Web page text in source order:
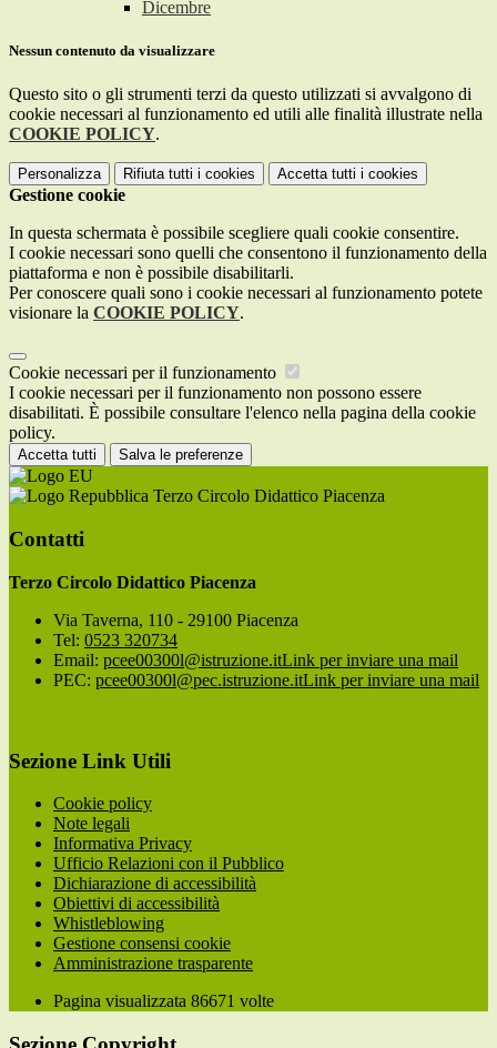
Dicembre
Nessun contenuto da visualizzare
Questo sito o gli strumenti terzi da questo utilizzati si avvalgono di
cookie necessari al funzionamento ed utili alle finalità illustrate nella
COOKIE POLICY.
Personalizza Rifiuta tutti i cookies Accetta tutti i cookies
Gestione cookie
In questa schermata è possibile scegliere quali cookie consentire.
I cookie necessari sono quelli che consentono il funzionamento della
piattaforma e non è possibile disabilitarli.
Per conoscere quali sono i cookie necessari al funzionamento potete
visionare la COOKIE POLICY.
Cookie necessari per il funzionamento
I cookie necessari per il funzionamento non possono essere
disabilitati. È possibile consultare l'elenco nella pagina della cookie
policy.
Accetta tutti Salva le preferenze
Terzo Circolo Didattico Piacenza
Contatti
Terzo Circolo Didattico Piacenza
Via Taverna, 110 - 29100 Piacenza
Tel: 0523 320734
Email: pcee00300l@istruzione.itLink per inviare una mail
PEC: pcee00300l@pec.istruzione.itLink per inviare una mail
Sezione Link Utili
Cookie policy
Note legali
Informativa Privacy
Ufficio Relazioni con il Pubblico
Dichiarazione di accessibilità
Obiettivi di accessibilità
Whistleblowing
Gestione consensi cookie
Amministrazione trasparente
Pagina visualizzata 86671 volte